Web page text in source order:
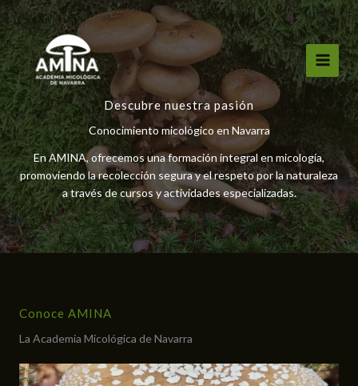
Ir
al
contenido
Descubre nuestra pasión
Conocimiento micológico en Navarra
En AMINA, ofrecemos una formación integral en micología,
promoviendo la recolección segura y el respeto por la naturaleza
a través de cursos y actividades especializadas.
Conoce AMINA
La Academia Micológica de Navarra